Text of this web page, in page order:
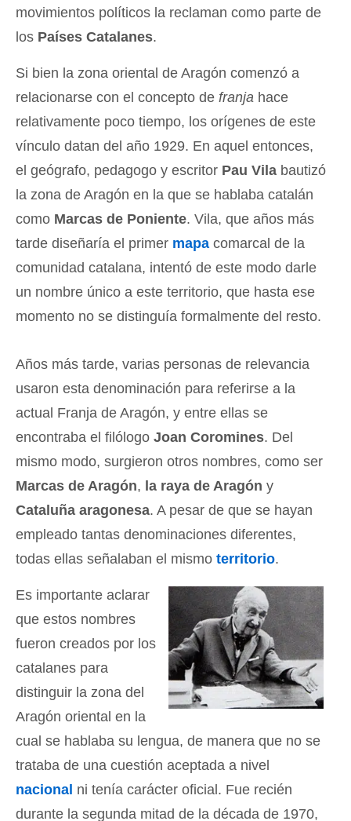
movimientos políticos la reclaman como parte de
los Países Catalanes.
Si bien la zona oriental de Aragón comenzó a
relacionarse con el concepto de franja hace
relativamente poco tiempo, los orígenes de este
vínculo datan del año 1929. En aquel entonces,
el geógrafo, pedagogo y escritor Pau Vila bautizó
la zona de Aragón en la que se hablaba catalán
como Marcas de Poniente. Vila, que años más
tarde diseñaría el primer mapa comarcal de la
comunidad catalana, intentó de este modo darle
un nombre único a este territorio, que hasta ese
momento no se distinguía formalmente del resto.
Años más tarde, varias personas de relevancia
usaron esta denominación para referirse a la
actual Franja de Aragón, y entre ellas se
encontraba el filólogo Joan Coromines. Del
mismo modo, surgieron otros nombres, como ser
Marcas de Aragón, la raya de Aragón y
Cataluña aragonesa. A pesar de que se hayan
empleado tantas denominaciones diferentes,
todas ellas señalaban el mismo territorio.
Es importante aclarar
que estos nombres
fueron creados por los
catalanes para
distinguir la zona del
Aragón oriental en la
cual se hablaba su lengua, de manera que no se
trataba de una cuestión aceptada a nivel
nacional ni tenía carácter oficial. Fue recién
durante la segunda mitad de la década de 1970,